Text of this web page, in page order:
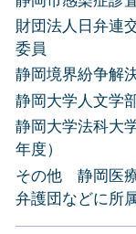
財団法人日弁連
委員
静岡境界紛争解
静岡大学人文学
静岡大学法科大
年度）
その他 静岡医
弁護団などに所